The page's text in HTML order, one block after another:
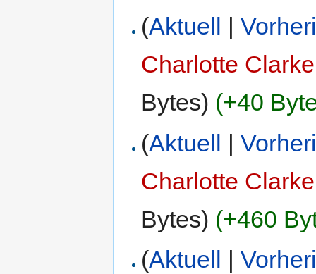
(Aktuell |
Charlotte Clarke
Bytes) (+40
(Aktuell |
Charlotte Clarke
Bytes) (+460
(Aktuell |